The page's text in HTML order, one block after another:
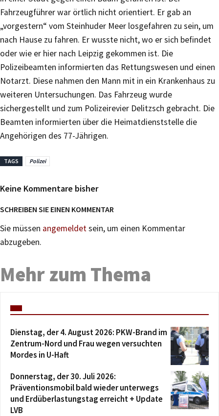
Fahrzeugführer war örtlich nicht orientiert. Er gab an
„vorgestern“ vom Steinhuder Meer losgefahren zu sein, um
nach Hause zu fahren. Er wusste nicht, wo er sich befindet
oder wie er hier nach Leipzig gekommen ist. Die
Polizeibeamten informierten das Rettungswesen und einen
Notarzt. Diese nahmen den Mann mit in ein Krankenhaus zu
weiteren Untersuchungen. Das Fahrzeug wurde
sichergestellt und zum Polizeirevier Delitzsch gebracht. Die
Beamten informierten über die Heimatdienststelle die
Angehörigen des 77-Jährigen.
TAGS Polizei
Keine Kommentare bisher
SCHREIBEN SIE EINEN KOMMENTAR
Sie müssen angemeldetsein, um einen Kommentar
abzugeben.
Mehr zum Thema
Dienstag, der 4. August 2026: PKW-Brand im
Zentrum-Nord und Frau wegen versuchten
Mordes in U-Haft
Donnerstag, der 30. Juli 2026:
Präventionsmobil bald wieder unterwegs
und Erdüberlastungstag erreicht + Update
LVB